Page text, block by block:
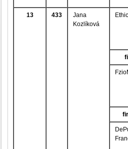
13 433
Jana
Kozlíková